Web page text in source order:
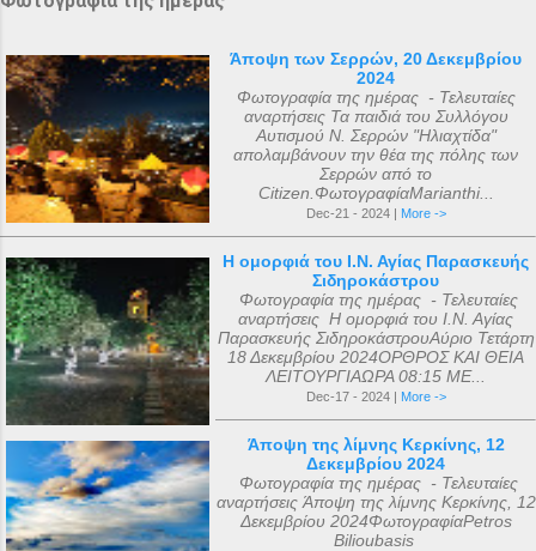
Άποψη των Σερρών, 20 Δεκεμβρίου
2024
Φωτογραφία της ημέρας - Τελευταίες
αναρτήσεις Τα παιδιά του Συλλόγου
Αυτισμού Ν. Σερρών "Ηλιαχτίδα"
απολαμβάνουν την θέα της πόλης των
Σερρών από το
Citizen.ΦωτογραφίαMarianthi...
Dec-21 - 2024 | More ->
Η ομορφιά του Ι.Ν. Αγίας Παρασκευής
Σιδηροκάστρου
Φωτογραφία της ημέρας - Τελευταίες
αναρτήσεις Η ομορφιά του Ι.Ν. Αγίας
Παρασκευής ΣιδηροκάστρουΑύριο Τετάρτη
18 Δεκεμβρίου 2024ΟΡΘΡΟΣ ΚΑΙ ΘΕΙΑ
ΛΕΙΤΟΥΡΓΙΑΩΡΑ 08:15 ΜΕ...
Dec-17 - 2024 | More ->
Άποψη της λίμνης Κερκίνης, 12
Δεκεμβρίου 2024
Φωτογραφία της ημέρας - Τελευταίες
αναρτήσεις Άποψη της λίμνης Κερκίνης, 12
Δεκεμβρίου 2024ΦωτογραφίαPetros
Bilioubasis